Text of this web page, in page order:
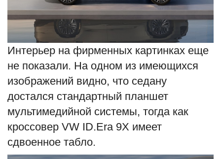
Интерьер на фирменных картинках еще
не показали. На одном из имеющихся
изображений видно, что седану
достался стандартный планшет
мультимедийной системы, тогда как
кроссовер VW ID.Era 9X имеет
сдвоенное табло.